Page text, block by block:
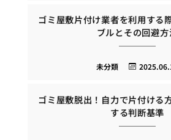
ゴミ屋敷片付け業者を利用する
ブルとその回避
未分類
ゴミ屋敷脱出！自力で片付ける
する判断基準